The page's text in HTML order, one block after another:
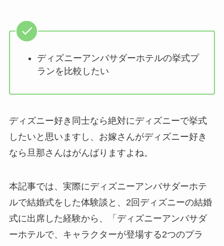
ディズニーアンバサダーホテルの挙式プ
ランを比較したい
ディズニー好き同士なら絶対にディズニーで挙式
したいと思いますし、お嫁さんがディズニー好き
なら旦那さんはがんばりますよね。
本記事では、実際にディズニーアンバサダーホテ
ルで結婚式をした体験談と、2回ディズニーの結婚
式に出席した経験から、「ディズニーアンバサダ
ーホテルで、キャラクターが登場する2つのプラ